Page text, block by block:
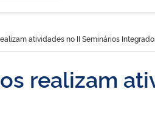
atividades no II Seminários
realizam